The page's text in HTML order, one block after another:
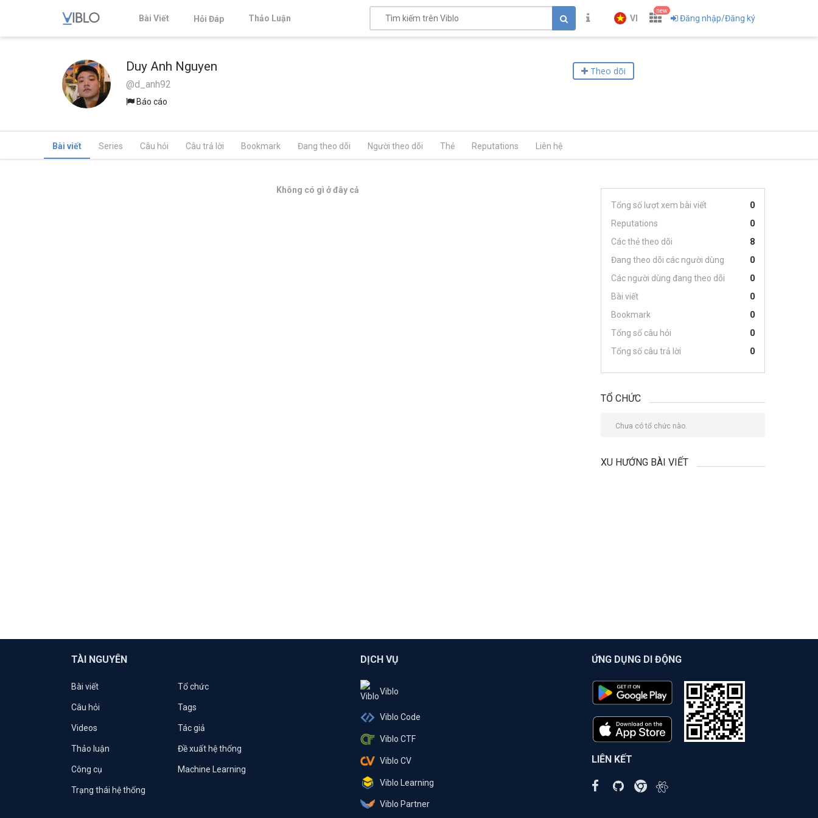
Bài Viết Hỏi Đáp Thảo Luận VI
new
Đăng nhập/Đăng ký
Duy Anh Nguyen
@d_anh92
Báo cáo
Theo dõi
Bài viết Series Câu hỏi Câu trả lời Bookmark Đang theo dõi Người theo dõi Thẻ Reputations Liên hệ
Không có gì ở đây cả
Tổng số lượt xem bài viết
0
Reputations
0
Các thẻ theo dõi
8
Đang theo dõi các người dùng
0
Các người dùng đang theo dõi
0
Bài viết
0
Bookmark
0
Tổng số câu hỏi
0
Tổng số câu trả lời
0
TỔ CHỨC
Chưa có tổ chức nào.
XU HƯỚNG BÀI VIẾT
TÀI NGUYÊN
Bài viết Tổ chức
Câu hỏi Tags
Videos Tác giả
Thảo luận Đề xuất hệ thống
Công cụ Machine Learning
Trạng thái hệ thống
DỊCH VỤ
Viblo
Viblo Code
Viblo CTF
Viblo CV
Viblo Learning
Viblo Partner
ỨNG DỤNG DI ĐỘNG
LIÊN KẾT